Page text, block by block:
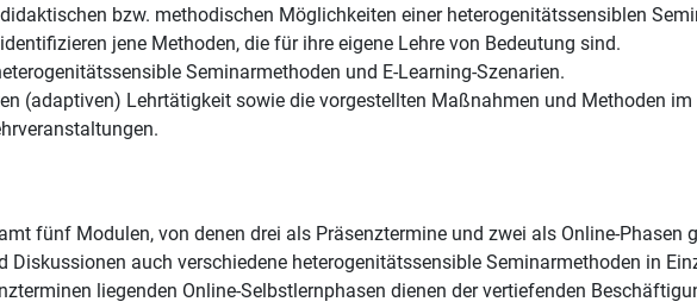
bzw. methodischen Möglichkeiten einer heterogenitätssensiblen
jene Methoden, die für ihre eigene Lehre von Bedeutung sind.
Seminarmethoden und E-Learning-Szenarien.
(adaptiven) Lehrtätigkeit sowie die vorgestellten Maßnahmen und Methoden
fünf Modulen, von denen drei als Präsenztermine und zwei als Online-Phasen
Diskussionen auch verschiedene heterogenitätssensible Seminarmethoden in
liegenden Online-Selbstlernphasen dienen der vertiefenden